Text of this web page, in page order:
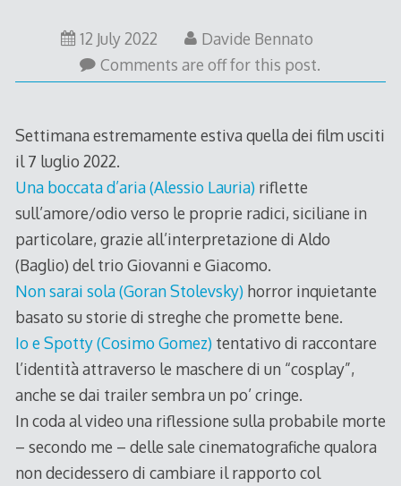
12 July 2022
Davide Bennato
Comments are off for this post.
Settimana estremamente estiva quella dei film usciti
il 7 luglio 2022.
Una boccata d’aria (Alessio Lauria)riflette
sull’amore/odio verso le proprie radici, siciliane in
particolare, grazie all’interpretazione di Aldo
(Baglio) del trio Giovanni e Giacomo.
Non sarai sola (Goran Stolevsky) horror inquietante
basato su storie di streghe che promette bene.
Io e Spotty (Cosimo Gomez) tentativo di raccontare
l’identità attraverso le maschere di un “cosplay”,
anche se dai trailer sembra un po’ cringe.
In coda al video una riflessione sulla probabile morte
– secondo me – delle sale cinematografiche qualora
non decidessero di cambiare il rapporto col